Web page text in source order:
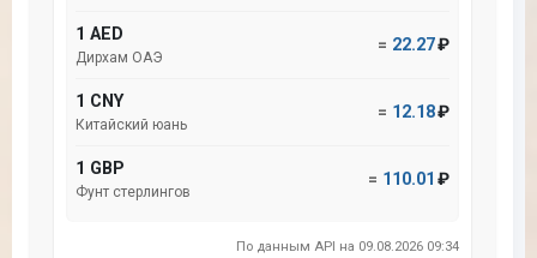
1 AED
Дирхам ОАЭ
= 22.27₽
1 CNY
Китайский юань
= 12.18₽
1 GBP
Фунт стерлингов
= 110.01 ₽
По данным API на 09.08.2026 09:34